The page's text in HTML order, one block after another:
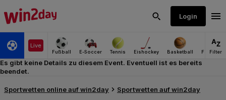
Es gibt keine Details zu diesem Event. Eventuell ist es bereits
beendet.